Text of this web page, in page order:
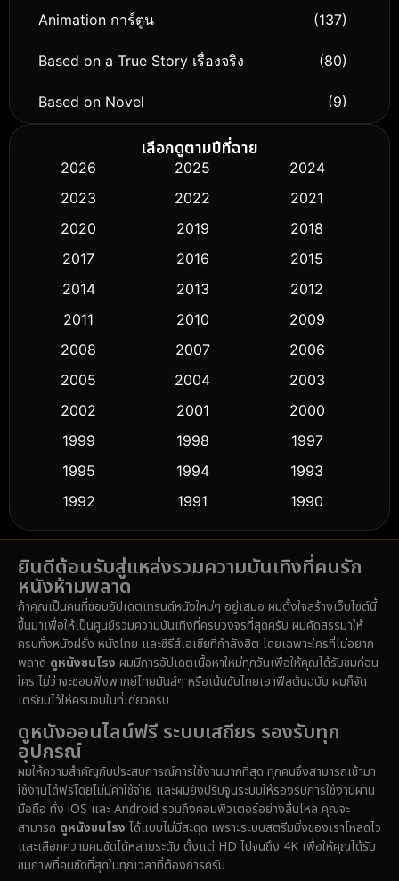
Animation การ์ตูน (137)
Based on a True Story เรื่องจริง (80)
Based on Novel (9)
Biography ชีวิตจริง
Classic หนังคลาสสิก (50)
Comedy ตลก (433)
Crime อาชญากรรม (511)
Cult Film
Dance เต้น (10)
Detective สืบสวน (58)
Detective สืบสวน
Disaster
Disney+ (5)
Documentary สารคดี (91)
Dystopian
Emotional (61)
Epic มหากาพย์ (219)
เลือกดูตามปีที่ฉาย
2026 2025
2024
2023
2022
2021
2020
2019
2018
2017
2016
2015
2014
2013
2012
2011
2010
2009
2008
2007
2006
2005
2004
2003
2002
2001
2000
1999
1998
1997
1995
1994
1993
1992
1991
1990
1989
1988
1986
1985
1983
1982
1981
1971
1962 1953
ยินดีต้อนรับสู่แหล่งรวมความบันเทิงที่คนรัก
หนังห้ามพลาด
ถ้าคุณเป็นคนที่ชอบอัปเดตเทรนด์หนังใหม่ๆ อยู่เสมอ ผมตั้งใจสร้างเว็บไซต์นี้
ขึ้นมาเพื่อให้เป็นศูนย์รวมความบันเทิงที่ครบวงจรที่สุดครับ ผมคัดสรรมาให้
ครบทั้งหนังฝรั่ง หนังไทย และซีรีส์เอเชียที่กำลังฮิต โดยเฉพาะใครที่ไม่อยาก
พลาด ดูหนังชนโรง ผมมีการอัปเดตเนื้อหาใหม่ทุกวันเพื่อให้คุณได้รับชมก่อน
ใคร ไม่ว่าจะชอบฟังพากย์ไทยมันส์ๆ หรือเน้นซับไทยเอาฟีลต้นฉบับ ผมก็จัด
เตรียมไว้ให้ครบจบในที่เดียวครับ
ดูหนังออนไลน์ฟรี ระบบเสถียร รองรับทุก
อุปกรณ์
ผมให้ความสำคัญกับประสบการณ์การใช้งานมากที่สุด ทุกคนจึงสามารถเข้ามา
ใช้งานได้ฟรีโดยไม่มีค่าใช้จ่าย และผมยังปรับจูนระบบให้รองรับการใช้งานผ่าน
มือถือ ทั้ง iOS และ Android รวมถึงคอมพิวเตอร์อย่างลื่นไหล คุณจะ
สามารถ ดูหนังชนโรง ได้แบบไม่มีสะดุด เพราะระบบสตรีมมิ่งของเราโหลดไว
และเลือกความคมชัดได้หลายระดับ ตั้งแต่ HD ไปจนถึง 4K เพื่อให้คุณได้รับ
ชมภาพที่คมชัดที่สุดในทุกเวลาที่ต้องการครับ